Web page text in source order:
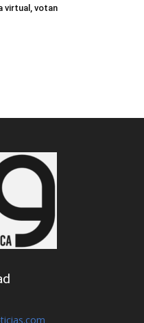
virtual, votan